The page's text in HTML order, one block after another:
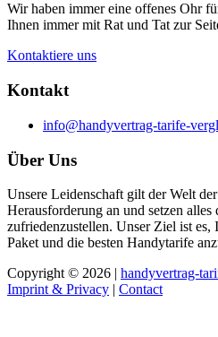
Wir haben immer eine offenes Ohr
Ihnen immer mit Rat und Tat zur
Kontaktiere uns
Kontakt
info@handyvertrag-tarife-
Über Uns
Unsere Leidenschaft gilt der Welt
Herausforderung an und setzen alles
zufriedenzustellen. Unser Ziel ist
Paket und die besten Handytarife
Copyright © 2026 | handyvertrag-
Imprint & Privacy | Contact